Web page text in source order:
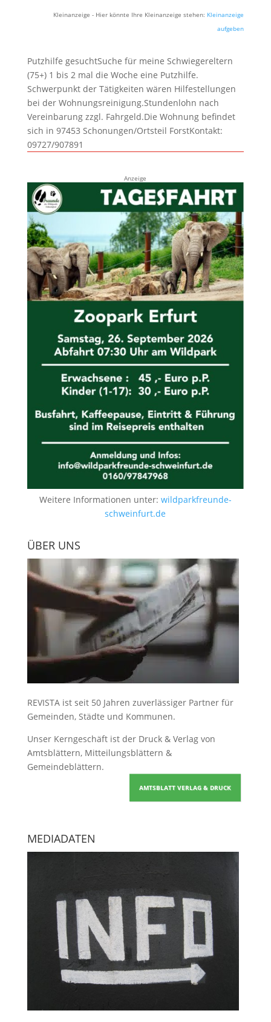
Kleinanzeige - Hier könnte Ihre Kleinanzeige stehen: Kleinanzeige
aufgeben
Putzhilfe gesuchtSuche für meine Schwiegereltern
(75+) 1 bis 2 mal die Woche eine Putzhilfe.
Schwerpunkt der Tätigkeiten wären Hilfestellungen
bei der Wohnungsreinigung.Stundenlohn nach
Vereinbarung zzgl. Fahrgeld.Die Wohnung befindet
sich in 97453 Schonungen/Ortsteil ForstKontakt:
09727/907891
Anzeige
Weitere Informationen unter: wildparkfreunde-
schweinfurt.de
ÜBER UNS
REVISTA ist seit 50 Jahren zuverlässiger Partner für
Gemeinden, Städte und Kommunen.
Unser Kerngeschäft ist der Druck & Verlag von
Amtsblättern, Mitteilungsblättern &
Gemeindeblättern.
AMTSBLATT VERLAG & DRUCK
MEDIADATEN